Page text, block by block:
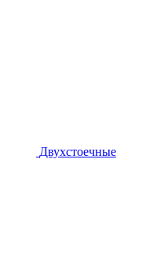
Двухстоечные